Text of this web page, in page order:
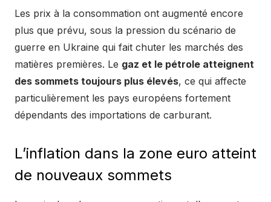
Les prix à la consommation ont augmenté encore
plus que prévu, sous la pression du scénario de
guerre en Ukraine qui fait chuter les marchés des
matières premières. Le gaz et le pétrole atteignent
des sommets toujours plus élevés, ce qui affecte
particulièrement les pays européens fortement
dépendants des importations de carburant.
L’inflation dans la zone euro atteint
de nouveaux sommets